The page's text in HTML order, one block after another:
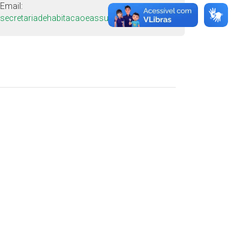
Email:
secretariadehabitacaoeassuntos@gmail.com